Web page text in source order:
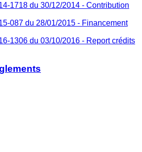
1718 du 30/12/2014 - Contribution
087 du 28/01/2015 - Financement
1306 du 03/10/2016 - Report crédits